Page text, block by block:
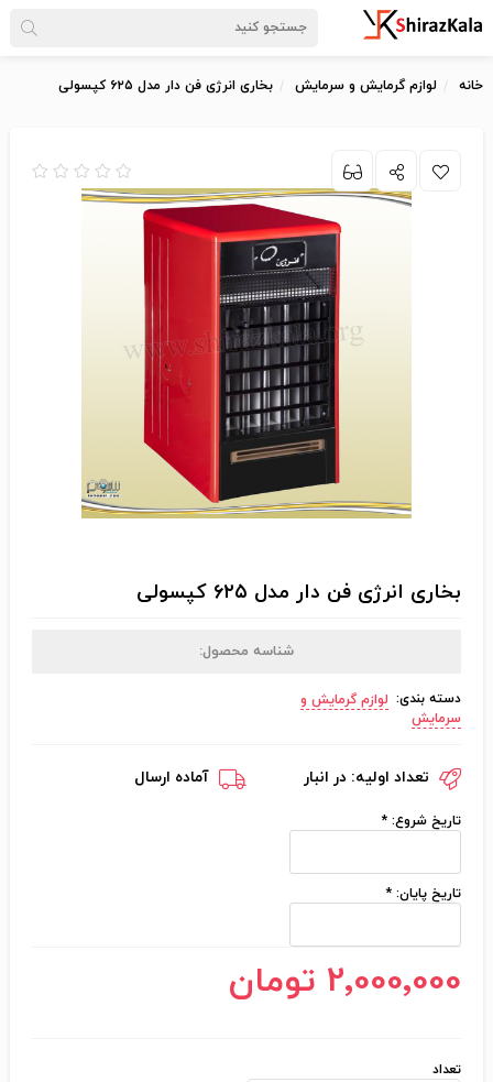
خانه لوازم گرمایش و سرمایش بخاری انرژی فن دار مدل ۶۲۵ کپسولی
بخاری انرژی فن دار مدل ۶۲۵ کپسولی
شناسه محصول:
دسته بندی: لوازم گرمایش و
سرمایش
تعداد اولیه: در انبار آماده ارسال
تاریخ شروع: *
تاریخ پایان: *
2٬000٬000 تومان
تعداد